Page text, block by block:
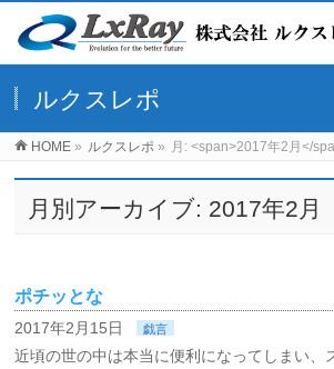
ルクスレポ
HOME » ルクスレポ » 月: <span>2017年2月</
月別アーカイブ: 2017年2月
ポチッとな
2017年2月15日 戯言
近頃の世の中は本当に便利になってしまい、